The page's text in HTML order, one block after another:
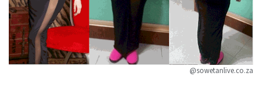
@sowetanlive.co.za